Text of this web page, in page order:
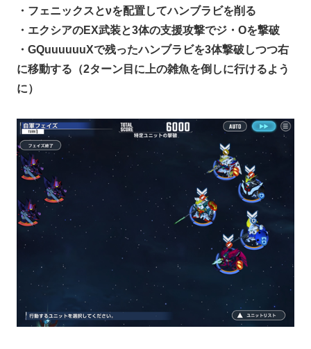
・フェニックスとνを配置してハンブラビを削る
・エクシアのEX武装と3体の支援攻撃でジ・Oを撃破
・GQuuuuuuXで残ったハンブラビを3体撃破しつつ右
に移動する（2ターン目に上の雑魚を倒しに行けるよう
に）